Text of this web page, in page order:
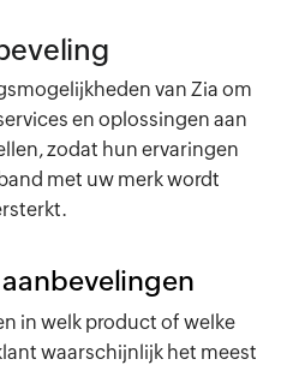
van Zia om
en oplossingen aan
zodat hun ervaringen
met uw merk wordt
in welk product of welke
waarschijnlijk het meest